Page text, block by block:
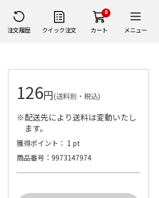
注文履歴 クイック注文
0
カート メニュー
126円(送料別・税込)
※配送先により送料は変動いたし
ます。
獲得ポイント： 1 pt
商品番号
9973147974